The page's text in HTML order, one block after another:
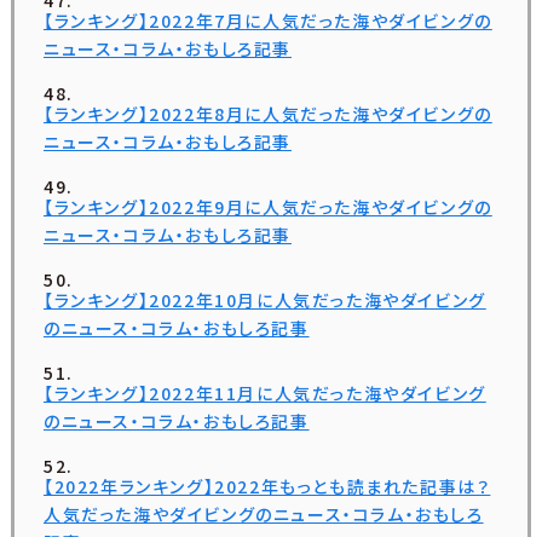
【ランキング】2022年7月に人気だった海やダイビングの
ニュース・コラム・おもしろ記事
【ランキング】2022年8月に人気だった海やダイビングの
ニュース・コラム・おもしろ記事
【ランキング】2022年9月に人気だった海やダイビングの
ニュース・コラム・おもしろ記事
【ランキング】2022年10月に人気だった海やダイビング
のニュース・コラム・おもしろ記事
【ランキング】2022年11月に人気だった海やダイビング
のニュース・コラム・おもしろ記事
【2022年ランキング】2022年もっとも読まれた記事は？
人気だった海やダイビングのニュース・コラム・おもしろ